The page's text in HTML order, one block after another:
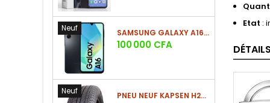
Neuf SAMSUNG GALAXY A16 4G (4GO/128GO)
Prix
100 000 CFA
Neuf PNEU NEUF KAPSEN H202 225/60 R18 100H
Etat :